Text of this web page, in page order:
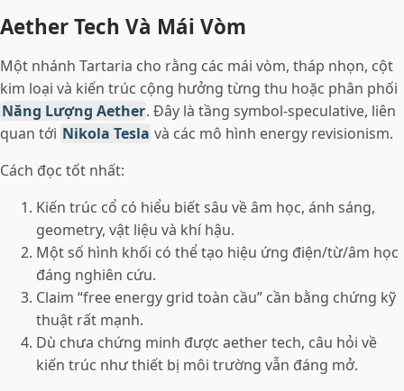
Aether Tech Và Mái Vòm
Một nhánh Tartaria cho rằng các mái vòm, tháp nhọn, cột
kim loại và kiến trúc cộng hưởng từng thu hoặc phân phối
Năng Lượng Aether. Đây là tầng symbol-speculative, liên
quan tới Nikola Tesla và các mô hình energy revisionism.
Cách đọc tốt nhất:
Kiến trúc cổ có hiểu biết sâu về âm học, ánh sáng,
geometry, vật liệu và khí hậu.
Một số hình khối có thể tạo hiệu ứng điện/từ/âm học
đáng nghiên cứu.
Claim “free energy grid toàn cầu” cần bằng chứng kỹ
thuật rất mạnh.
Dù chưa chứng minh được aether tech, câu hỏi về
kiến trúc như thiết bị môi trường vẫn đáng mở.